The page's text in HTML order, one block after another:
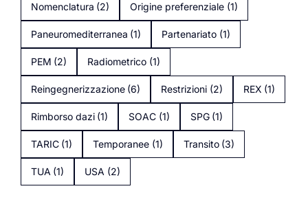
Nomenclatura (2) Origine preferenziale (1)
Paneuromediterranea (1) Partenariato (1)
PEM (2) Radiometrico (1)
Reingegnerizzazione (6) Restrizioni (2) REX (1)
Rimborso dazi (1) SOAC (1) SPG (1)
TARIC (1) Temporanee (1) Transito (3)
TUA (1) USA (2)